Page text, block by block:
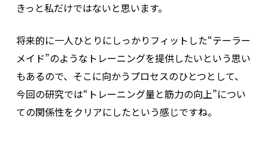
きっと私だけではないと思います。
将来的に一人ひとりにしっかりフィットした“テーラー
メイド”のようなトレーニングを提供したいという思い
もあるので、そこに向かうプロセスのひとつとして、
今回の研究では“トレーニング量と筋力の向上”につい
ての関係性をクリアにしたという感じですね。